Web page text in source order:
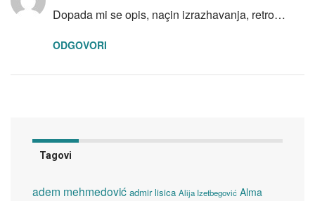
Dopada mi se opis, naçin izrazhavanja, retro…
ODGOVORI
Tagovi
adem mehmedović admir lisica Alija Izetbegović Alma